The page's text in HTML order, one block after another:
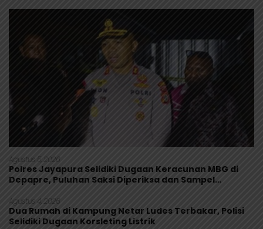
Agustus 5, 2026
Polres Jayapura Selidiki Dugaan Keracunan MBG di
Depapre, Puluhan Saksi Diperiksa dan Sampel
Agustus 4, 2026
Dua Rumah di Kampung Netar Ludes Terbakar, Polisi
Selidiki Dugaan Korsleting Listrik